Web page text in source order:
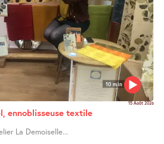
10 min
15 Août 2026
ennoblisseuse textile
La Demoiselle...